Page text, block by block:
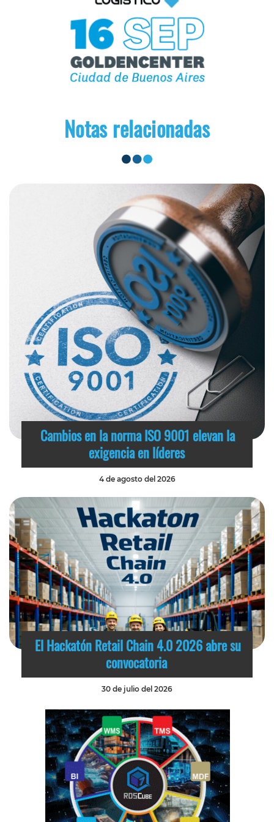
Notas relacionadas
Cambios en la norma ISO 9001 elevan la
exigencia en líderes
4 de agosto del 2026
El Hackatón Retail Chain 4.0 2026 abre su
convocatoria
30 de julio del 2026